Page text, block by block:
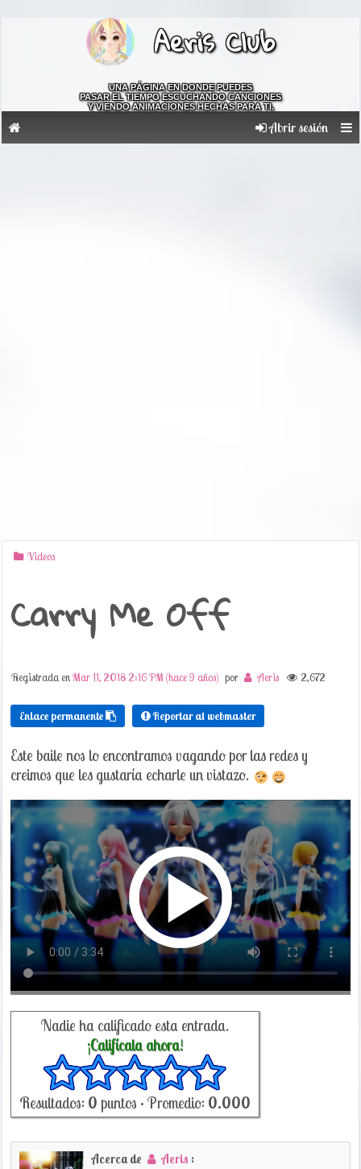
Aeris Club
UNA PÁGINA EN DONDE PUEDES
PASAR EL TIEMPO ESCUCHANDO CANCIONES
Y VIENDO ANIMACIONES HECHAS PARA TI.
Abrir sesión
Videos
Carry Me Off
Registrada enMar 11, 2018 2:16 PM (hace 9 años) por Aeris 2,672
Enlace permanente Reportar al webmaster
Este baile nos lo encontramos vagando por las redes y
creimos que les gustaría echarle un vistazo.
Nadie ha calificado esta entrada.
¡Califícala ahora!
Resultados: 0 puntos • Promedio: 0.000
Acerca de Aeris :